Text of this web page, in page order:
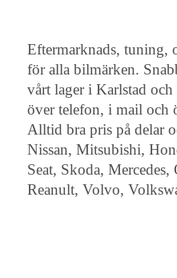
Eftermarknads, tuning,
för alla bilmärken.
vårt lager i Karlstad
över telefon, i mail och
Alltid bra pris på delar
Nissan, Mitsubishi,
Seat, Skoda, Mercedes,
Reanult, Volvo,